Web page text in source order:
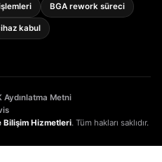
BGA rework süreci
kabul
Bilişim Hizmetleri. Tüm hakları saklıdır.
Aydınlatma Metni